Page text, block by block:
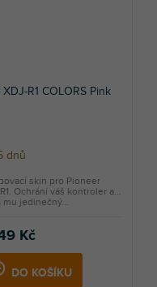
R1 COLORS Pink
dnů
Kč
DO KOŠÍKU
skin pro Pioneer
Ochrání váš kontroler a
mu jedinečný...